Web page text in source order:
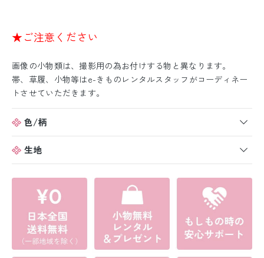
★ご注意ください
画像の小物類は、撮影用の為お付けする物と異なります。
帯、草履、小物等はe-きものレンタルスタッフがコーディネー
トさせていただきます。
色/柄
生地